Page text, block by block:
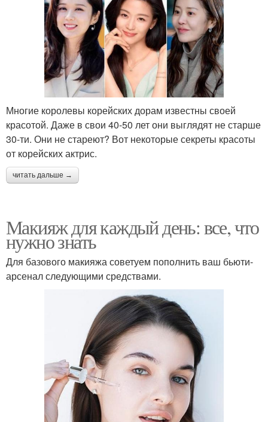
Многие королевы корейских дорам известны своей
красотой. Даже в свои 40-50 лет они выглядят не старше
30-ти. Они не стареют? Вот некоторые секреты красоты
от корейских актрис.
читать дальше →
Макияж для каждый день: все, что
нужно знать
Для базового макияжа советуем пополнить ваш бьюти-
арсенал следующими средствами.